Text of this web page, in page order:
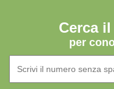
Cerca
per